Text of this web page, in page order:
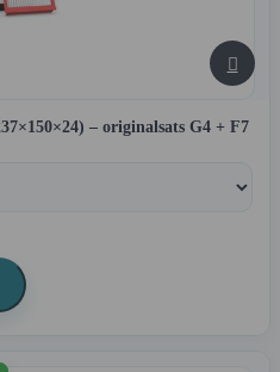

– originalsats G4 + F7